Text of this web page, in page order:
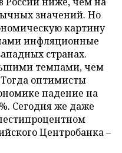
значений. Но
картину
инфляционные
странах.
темпами, чем
оптимисты
падение на
Сегодня же даже
Центробанка –